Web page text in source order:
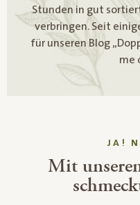
Stunden in gut
verbringen. Seit
für unseren Blog
me
JA!
Mit